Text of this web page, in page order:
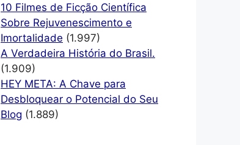
10 Filmes de Ficção Científica
Sobre Rejuvenescimento e
Imortalidade (1.997)
A Verdadeira História do Brasil.
(1.909)
HEY META: A Chave para
Desbloquear o Potencial do Seu
Blog (1.889)